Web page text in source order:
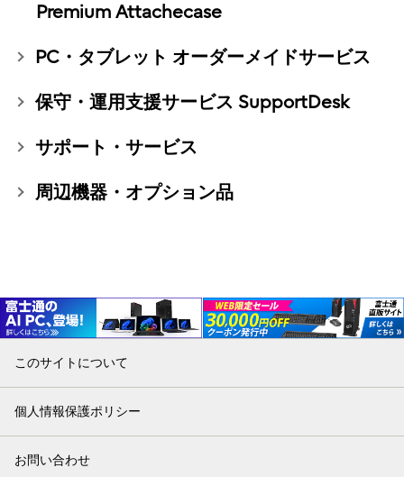
Premium Attachecase
PC・タブレット オーダーメイドサービス
保守・運用支援サービス SupportDesk
サポート・サービス
周辺機器・オプション品
このサイトについて
個人情報保護ポリシー
お問い合わせ